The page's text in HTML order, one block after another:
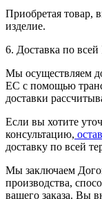
Приобретая товар,
изделие.
6. Доставка по
Мы осуществляем
ЕС с помощью
доставки
Если вы хотите
консультацию,
доставку по всей
Мы заключаем
производства,
вашего заказа. Вы